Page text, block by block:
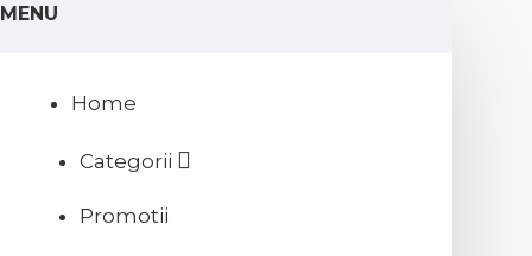
MENU
Home
Categorii
Promotii